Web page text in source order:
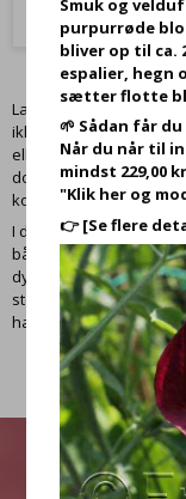
Lavendel trives bedst
ikke at stå vådt, især
eller perlit for at sikre
dog ikke tørre helt ud.
kompakt vækst og et
I denne kategori finder
både lavendel, der
dyrkes som
stenbede og som
haver og mere
Smuk og
purpurrøde
bliver op til ca.
espalier, hegn
sætter flotte
🌱 Sådan får
Når du når til
mindst 229,00
"Klik her og
👉[Se flere